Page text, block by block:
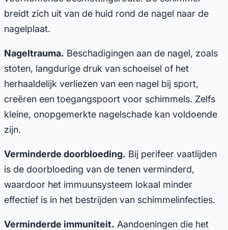
breidt zich uit van de huid rond de nagel naar de
nagelplaat.
Nageltrauma. Beschadigingen aan de nagel, zoals
stoten, langdurige druk van schoeisel of het
herhaaldelijk verliezen van een nagel bij sport,
creëren een toegangspoort voor schimmels. Zelfs
kleine, onopgemerkte nagelschade kan voldoende
zijn.
Verminderde doorbloeding. Bij perifeer vaatlijden
is de doorbloeding van de tenen verminderd,
waardoor het immuunsysteem lokaal minder
effectief is in het bestrijden van schimmelinfecties.
Verminderde immuniteit. Aandoeningen die het